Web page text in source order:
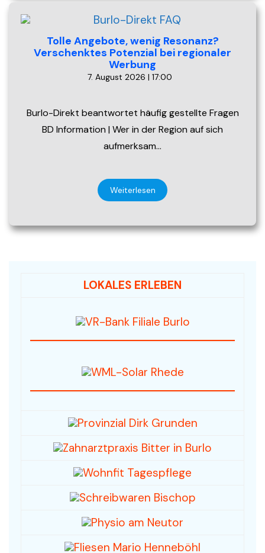
Tolle Angebote, wenig Resonanz?
Verschenktes Potenzial bei regionaler
Werbung
7. August 2026 | 17:00
Burlo-Direkt beantwortet häufig gestellte Fragen
BD Information | Wer in der Region auf sich
aufmerksam…
Weiterlesen
LOKALES ERLEBEN